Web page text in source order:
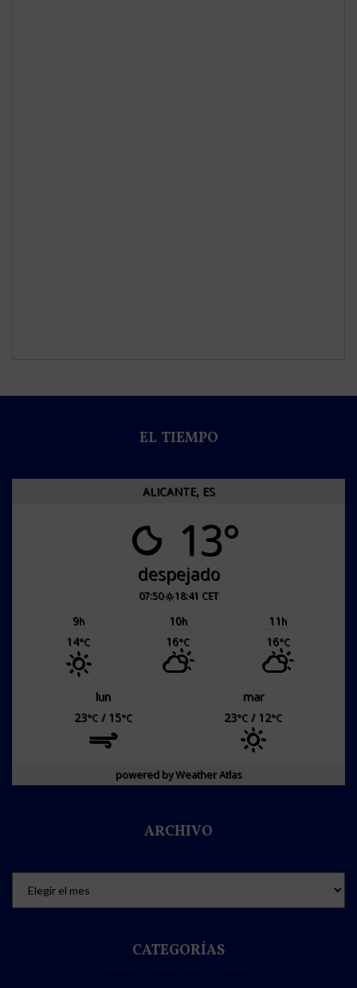
EL TIEMPO
ALICANTE, ES
13°
despejado
07:50 18:41 CET
9h 10h 11h
14°C 16°C 16°C
lun
mar
23°C / 15°C 23°C / 12°C
powered byWeather Atlas
ARCHIVO
CATEGORÍAS